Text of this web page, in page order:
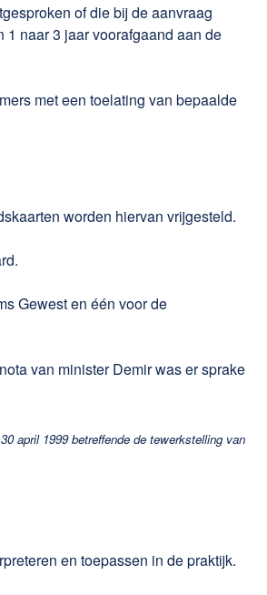
of die bij de aanvraag
naar 3 jaar voorafgaand aan de
met een toelating van bepaalde
worden hiervan vrijgesteld.
Gewest en één voor de
van minister Demir was er sprake
april 1999 betreffende de tewerkstelling van
en toepassen in de praktijk.